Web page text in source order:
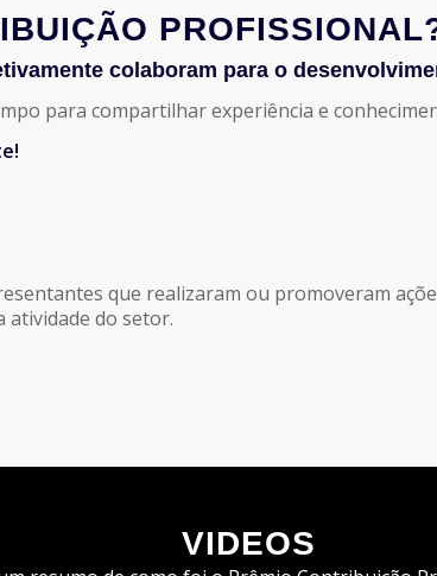
colaboram para o
para compartilhar experiência e
que realizaram ou promoveram
atividade do setor.
VIDEOS